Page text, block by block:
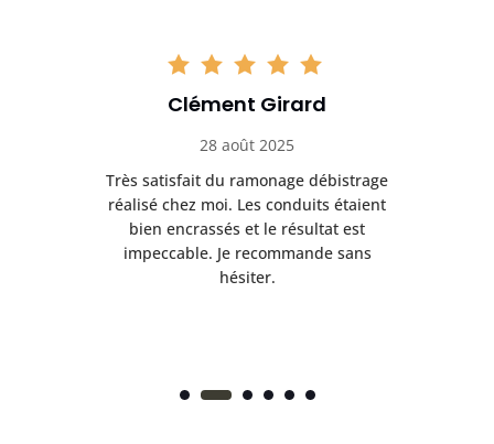
Clément Girard
28 août 2025
Très satisfait du ramonage débistrage
réalisé chez moi. Les conduits étaient
bien encrassés et le résultat est
impeccable. Je recommande sans
hésiter.